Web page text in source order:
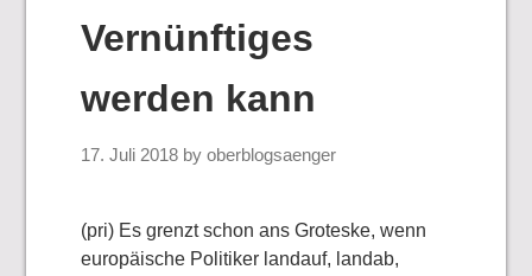
Vernünftiges
werden kann
17. Juli 2018 byoberblogsaenger
(pri) Es grenzt schon ans Groteske, wenn
europäische Politiker landauf, landab,